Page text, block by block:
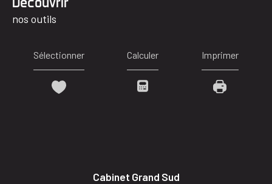
nos outils
Sélectionner Calculer Imprimer
Cabinet Grand Sud